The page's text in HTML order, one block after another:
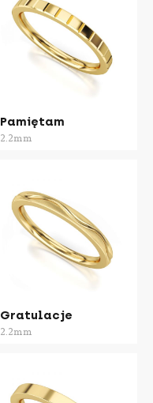
Pamiętam
2.2mm
Gratulacje
2.2mm